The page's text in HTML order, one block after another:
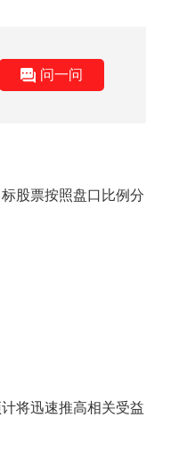
问一问
股票按照盘口比例分
将迅速推高相关受益